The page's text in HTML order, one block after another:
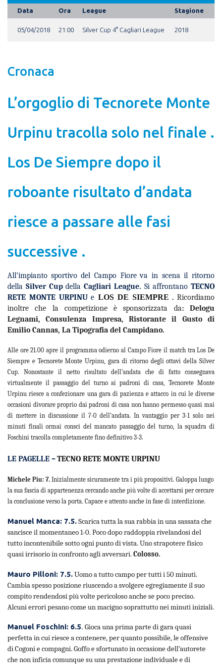
Data Ora League Stagione
05/04/2018 21:00 Silver Cup 4° Cagliari League 2018
Cronaca
L’orgoglio di Tecnorete Monte
Urpinu tracolla solo nel finale .
Los De Siempre dopo il
roboante risultato d’andata
riesce a passare alle fasi
successive .
All’impianto sportivodel Campo Fiore va in scenail ritorno
della Silver Cup della Cagliari League. Si affrontano TECNO
RETE MONTE URPINU e LOS DE SIEMPRE . Ricordiamo
inoltre che la competizione è sponsorizzata da: Delogu
Legnami, Consulenza Impresa, Ristorante il Gusto di
Emilio Cannas, La Tipografia del Campidano.
Alle ore 21.00 apre il programma odierno al Campo Fiore il match tra Los De
Siempre e Tecnorete Monte Urpinu, gara di ritorno degli ottavi della Silver
Cup. Nonostante il netto risultato dell’andata che di fatto consegnava
virtualmente il passaggio del turno ai padroni di casa, Tecnorete Monte
Urpinu riesce a confezionare una gara di pazienza e attacco in cui le diverse
occasioni divorare proprio dai padroni di casa non hanno permesso quasi mai
di mettere in discussione il 7-0 dell’andata. In vantaggio per 3-1 solo nei
minuti finali ormai consci del mancato passaggio del turno, la squadra di
Foschini tracolla completamente fino definitivo 3-3.
LE PAGELLE –TECNO RETE MONTE URPINU
Michele Piu: 7. Inizialmente sicuramente tra i più propositivi. Galoppa lungo
la sua fascia di appartenenza cercando anche più volte di accettarsi per cercare
la conclusione verso la porta. Capace e attento anche in fase di interdizione.
Manuel Manca: 7.5.Scarica tutta la sua rabbia in una sassata che
sancisce il momentaneo 1-0. Poco dopo raddoppia rivelandosi del
tutto incontenibile sotto ogni punto di vista. Uno strapotere fisico
quasi irrisorio in confronto agli avversari.Colosso.
Mauro Pilloni: 7.5.Uomo a tutto campo per tutti i 50 minuti.
Cambia spesso posizione riuscendo a svolgere egregiamente il suo
compito rendendosi più volte pericoloso anche se poco preciso.
Alcuni errori pesano come un macigno soprattutto nei minuti iniziali.
Manuel Foschini: 6.5. Gioca una prima parte di gara quasi
perfetta in cui riesce a contenere, per quanto possibile, le offensive
di Cogoni e compagni. Goffo e sfortunato in occasione dell’autorete
che non inficia comunque su una prestazione individuale e di